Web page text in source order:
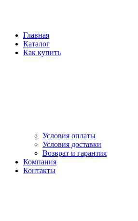
Главная
Каталог
Как купить
Условия оплаты
Условия доставки
Возврат и гарантия
Компания
Контакты